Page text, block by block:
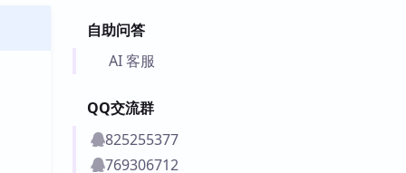
实践示例
自助问答
AI 客服
QQ交流群
825255377
769306712